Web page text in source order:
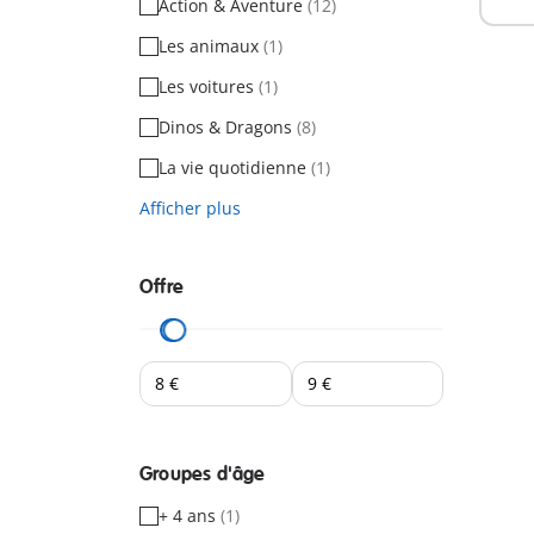
Action & Aventure (12)
Les animaux (1)
Les voitures (1)
Dinos & Dragons (8)
La vie quotidienne (1)
Afficher plus
Offre
Groupes d'âge
+ 4 ans (1)